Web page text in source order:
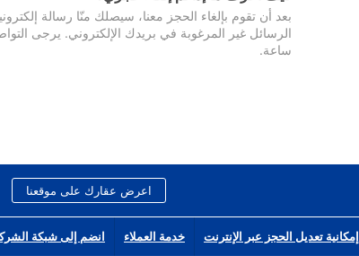
بعد أن تقوم بإلغاء الحجز معنا، سيصلك منّا رسالة
ساعة.
اعرض عقارك على موقعنا
إمكانية تعديل الحجز عبر الإنترنت خدمة العملاء انضم إلى شبكة